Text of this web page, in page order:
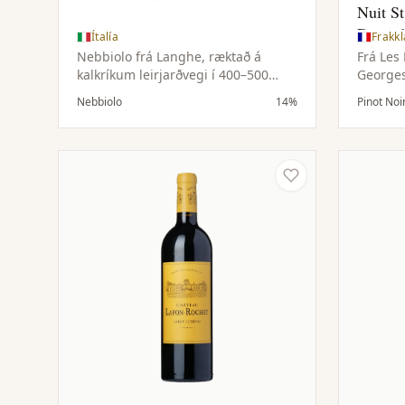
Ítalía
Nebbiolo frá Langhe, ræktað á
kalkríkum leirjarðvegi í 400–500
metra hæð. Samspil jarðvegs og
hæðar gefur þrúgunni einkennandi
sýru og tannínbyggingu.
Nebbiolo 14%
Nuit
Frá
fínleiki
Pinot